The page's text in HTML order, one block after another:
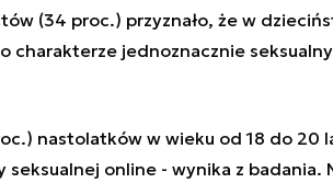
(34 proc.) przyznało, że w
charakterze jednoznacznie
nastolatków w wieku od 18 do 20
online - wynika z badania.